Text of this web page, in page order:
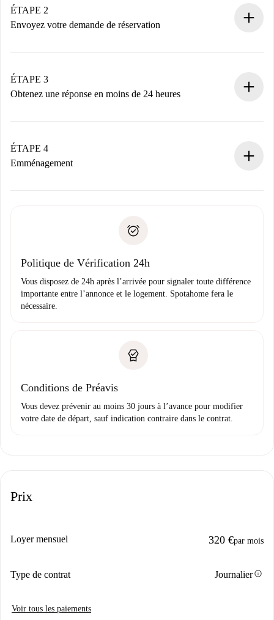
Vous disposez à l’avance de toutes les informations
nécessaires.
ÉTAPE 2
Envoyez votre demande de réservation
Nous ne vous facturerons rien tant que le propriétaire
n’aura pas accepté.
ÉTAPE 3
Obtenez une réponse en moins de 24 heures
contact avec le propriétaire.
Si refusé : aucun prélèvement et nous vous proposerons
Justificatif de solvabilité
ÉTAPE 4
Emménagement
uniquement si aucun problème n'est signalé.
Politique de Vérification 24h
Vous disposez de 24h après l’arrivée pour signaler toute différence
importante entre l’annonce et le logement. Spotahome fera le
nécessaire.
Conditions de Préavis
Vous devez prévenir au moins 30 jours à l’avance pour modifier
votre date de départ, sauf indication contraire dans le contrat.
Prix
Loyer mensuel 320 €par mois
Type de contrat Journalierinfo
Voir tous les paiements